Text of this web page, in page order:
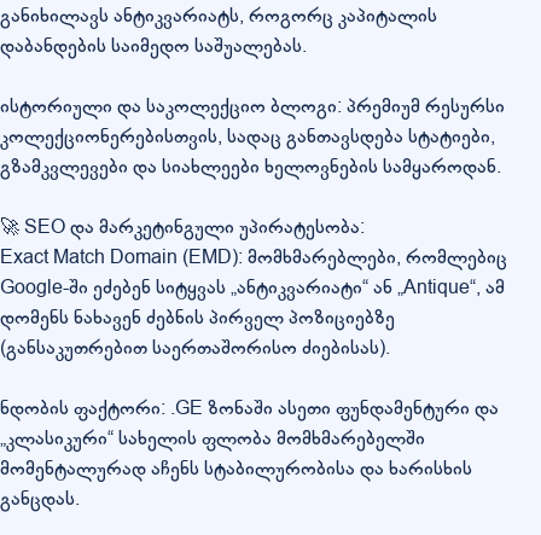
განიხილავს ანტიკვარიატს, როგორც კაპიტალის
დაბანდების საიმედო საშუალებას.
ისტორიული და საკოლექციო ბლოგი: პრემიუმ რესურსი
კოლექციონერებისთვის, სადაც განთავსდება სტატიები,
გზამკვლევები და სიახლეები ხელოვნების სამყაროდან.
🚀 SEO და მარკეტინგული უპირატესობა:
Exact Match Domain (EMD): მომხმარებლები, რომლებიც
Google-ში ეძებენ სიტყვას „ანტიკვარიატი“ ან „Antique“, ამ
დომენს ნახავენ ძებნის პირველ პოზიციებზე
(განსაკუთრებით საერთაშორისო ძიებისას).
ნდობის ფაქტორი: .GE ზონაში ასეთი ფუნდამენტური და
„კლასიკური“ სახელის ფლობა მომხმარებელში
მომენტალურად აჩენს სტაბილურობისა და ხარისხის
განცდას.